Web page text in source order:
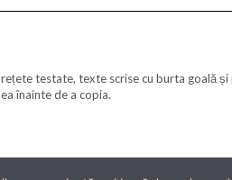
testate, texte scrise cu burta goală și
înainte de a copia.